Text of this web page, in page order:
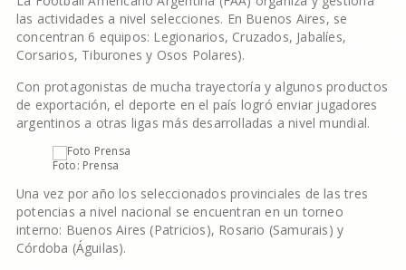
las actividades a nivel selecciones. En Buenos Aires, se
concentran 6 equipos: Legionarios, Cruzados, Jabalíes,
Corsarios, Tiburones y Osos Polares).
Con protagonistas de mucha trayectoría y algunos productos
de exportación, el deporte en el país logró enviar jugadores
argentinos a otras ligas más desarrolladas a nivel mundial.
Foto: Prensa
Una vez por año los seleccionados provinciales de las tres
potencias a nivel nacional se encuentran en un torneo
interno: Buenos Aires (Patricios), Rosario (Samurais) y
Córdoba (Águilas).